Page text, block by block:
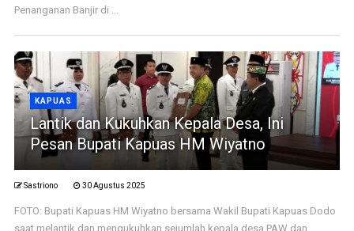
Penanganan Banjir di ...
KAPUAS
Lantik dan Kukuhkan Kepala Desa, Ini
Pesan Bupati Kapuas HM Wiyatno
Sastriono 30 Agustus 2025
FOTO: Bupati Kapuas HM Wiyatno bersama Wakil Bupati Kapuas Dodo
saat melantik dan mengukuhkan sejumlah kepala desa PAW dan